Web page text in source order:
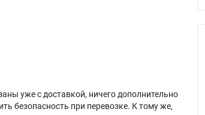
уже с доставкой, ничего дополнительно
безопасность при перевозке. К тому же,